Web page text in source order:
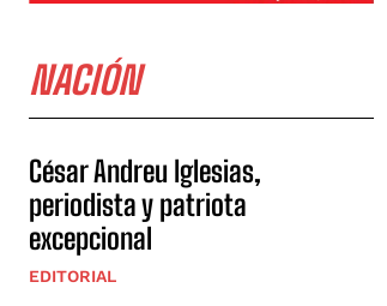
NACIÓN
César Andreu Iglesias,
periodista y patriota
excepcional
EDITORIAL